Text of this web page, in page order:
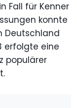
Fall für Kenner
konnte
Deutschland
erfolgte eine
populärer